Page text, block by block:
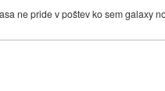
ne pride v poštev ko sem galaxy